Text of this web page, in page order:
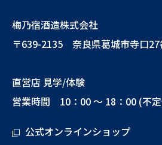
梅乃宿酒造株式会社
〒639-2135 奈良県葛城市寺口27
直営店 見学/体験
営業時間 10：00 ～ 18：00 (不
公式オンラインショップ